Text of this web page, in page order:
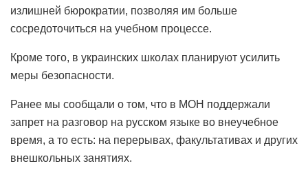
излишней бюрократии, позволяя им больше
сосредоточиться на учебном процессе.
Кроме того, в украинских школах планируют усилить
меры безопасности.
Ранее мы сообщали о том, что в МОН поддержали
запрет на разговор на русском языке во внеучебное
время, а то есть: на перерывах, факультативах и других
внешкольных занятиях.